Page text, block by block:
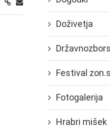
Doživetja
Festival
Fotogalerija
Hrabri mišek